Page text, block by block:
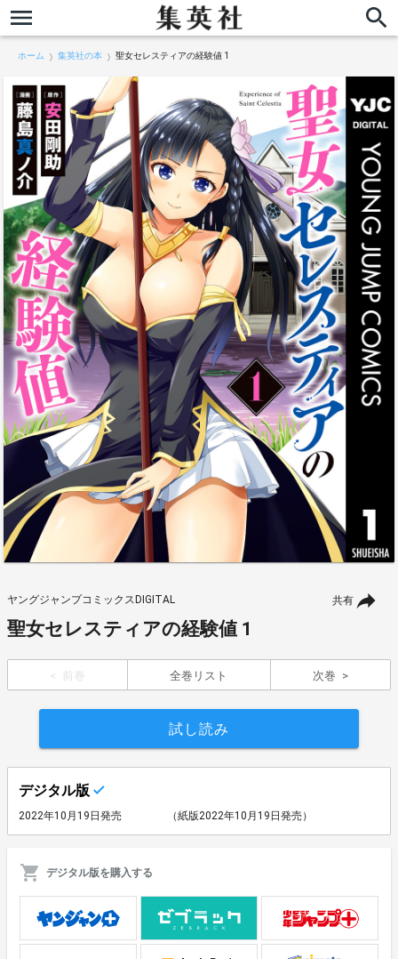
ホーム 集英社の本 聖女セレスティアの経験値 1
共有
ヤングジャンプコミックスDIGITAL
聖女セレスティアの経験値 1
前巻 全巻リスト 次巻
試し読み
デジタル版
2022年10月19日発売 （紙版2022年10月19日発売）
デジタル版を購入する